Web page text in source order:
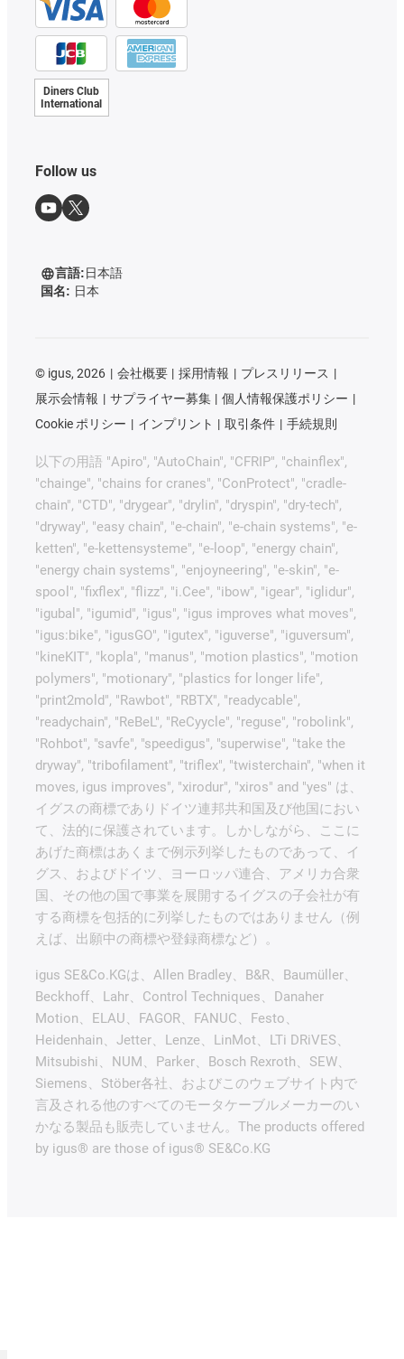
Diners Club
International
Follow us
言語:日本語
国名: 日本
© igus, 2026 会社概要 採用情報
プレスリリース
展示会情報
サプライヤー募集
個人情報保護ポリシー
Cookie ポリシー
インプリント 取引条件 手続規則
以下の用語 "Apiro", "AutoChain", "CFRIP", "chainflex",
"chainge", "chains for cranes", "ConProtect", "cradle-
chain", "CTD", "drygear", "drylin", "dryspin", "dry-tech",
"dryway", "easy chain", "e-chain", "e-chain systems", "e-
ketten", "e-kettensysteme", "e-loop", "energy chain",
"energy chain systems", "enjoyneering", "e-skin", "e-
spool", "fixflex", "flizz", "i.Cee", "ibow", "igear", "iglidur",
"igubal", "igumid", "igus", "igus improves what moves",
"igus:bike", "igusGO", "igutex", "iguverse", "iguversum",
"kineKIT", "kopla", "manus", "motion plastics", "motion
polymers", "motionary", "plastics for longer life",
"print2mold", "Rawbot", "RBTX", "readycable",
"readychain", "ReBeL", "ReCyycle", "reguse", "robolink",
"Rohbot", "savfe", "speedigus", "superwise", "take the
dryway", "tribofilament", "triflex", "twisterchain", "when it
moves, igus improves", "xirodur", "xiros" and "yes" は、
イグスの商標でありドイツ連邦共和国及び他国におい
て、法的に保護されています。しかしながら、ここに
あげた商標はあくまで例示列挙したものであって、イ
グス、およびドイツ、ヨーロッパ連合、アメリカ合衆
国、その他の国で事業を展開するイグスの子会社が有
する商標を包括的に列挙したものではありません（例
えば、出願中の商標や登録商標など）。
igus SE&Co.KGは、Allen Bradley、B&R、Baumüller、
Beckhoff、Lahr、Control Techniques、Danaher
Motion、ELAU、FAGOR、FANUC、Festo、
Heidenhain、Jetter、Lenze、LinMot、LTi DRiVES、
Mitsubishi、NUM、Parker、Bosch Rexroth、SEW、
Siemens、Stöber各社、およびこのウェブサイト内で
言及される他のすべてのモータケーブルメーカーのい
かなる製品も販売していません。The products offered
by igus® are those of igus® SE&Co.KG